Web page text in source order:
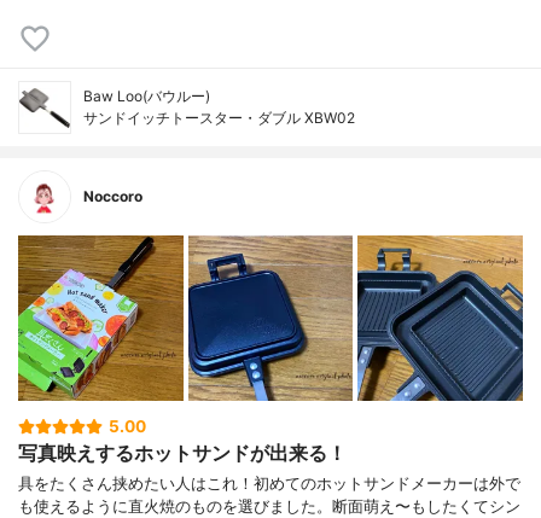
Baw Loo(バウルー)
サンドイッチトースター・ダブル XBW02
Noccoro
5.00
写真映えするホットサンドが出来る！
具をたくさん挟めたい人はこれ！初めてのホットサンドメーカーは外で
も使えるように直火焼のものを選びました。断面萌え〜もしたくてシン